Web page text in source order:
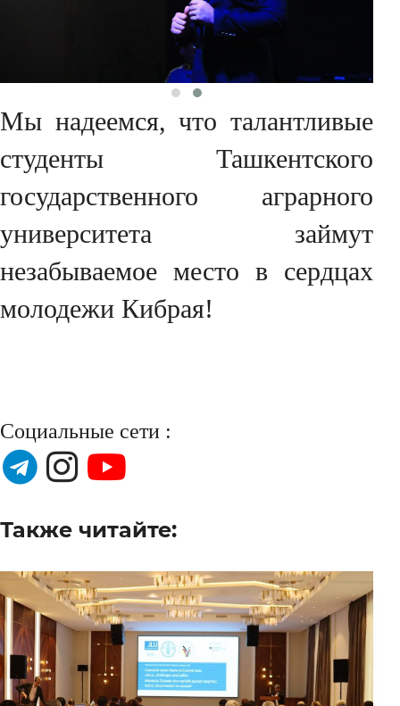
Мы надеемся, что талантливые
студенты Ташкентского
государственного аграрного
университета займут
незабываемое место в сердцах
молодежи Кибрая!
Социальные сети :
Также читайте: